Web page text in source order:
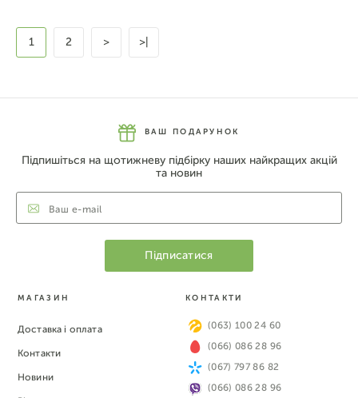
1 2 > >|
ВАШ ПОДАРУНОК
Підпишіться на щотижневу підбірку наших найкращих акцій
та новин
МАГАЗИН
Доставка і оплата
Контакти
Новини
КОНТАКТИ
(063) 100 24 60
(066) 086 28 96
(067) 797 86 82
(066) 086 28 96